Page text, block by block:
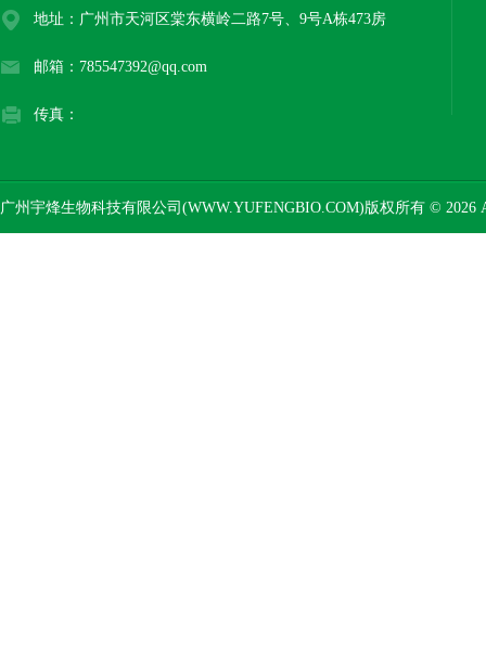
地址：广州市天河区棠东横岭二路7号、9号A栋473房
邮箱：785547392@qq.com
传真：
广州宇烽生物科技有限公司(WWW.YUFENGBIO.COM)版权所有 © 2026